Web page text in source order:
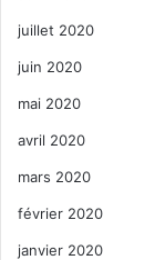
juillet 2020
juin 2020
mai 2020
avril 2020
mars 2020
février 2020
janvier 2020